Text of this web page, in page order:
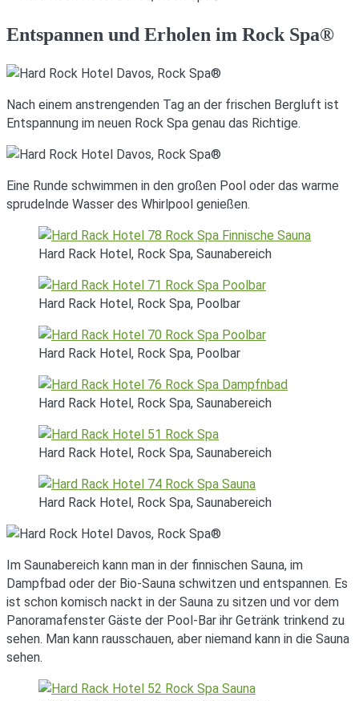
Entspannen und Erholen im Rock Spa®
Nach einem anstrengenden Tag an der frischen Bergluft ist
Entspannung im neuen Rock Spa genau das Richtige.
Eine Runde schwimmen in den großen Pool oder das warme
sprudelnde Wasser des Whirlpool genießen.
Hard Rack Hotel, Rock Spa, Saunabereich
Hard Rack Hotel, Rock Spa, Poolbar
Hard Rack Hotel, Rock Spa, Poolbar
Hard Rack Hotel, Rock Spa, Saunabereich
Hard Rack Hotel, Rock Spa, Saunabereich
Hard Rack Hotel, Rock Spa, Saunabereich
Im Saunabereich kann man in der finnischen Sauna, im
Dampfbad oder der Bio-Sauna schwitzen und entspannen. Es
ist schon komisch nackt in der Sauna zu sitzen und vor dem
Panoramafenster Gäste der Pool-Bar ihr Getränk trinkend zu
sehen. Man kann rausschauen, aber niemand kann in die Sauna
sehen.